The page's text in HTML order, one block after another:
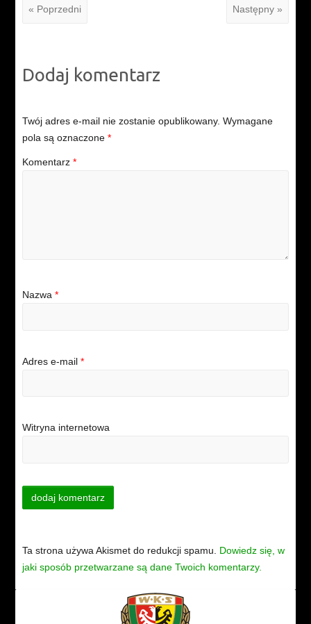
« Poprzedni Następny »
Dodaj komentarz
Twój adres e-mail nie zostanie opublikowany. Wymagane
pola są oznaczone *
Komentarz *
Nazwa *
Adres e-mail *
Witryna internetowa
Ta strona używa Akismet do redukcji spamu. Dowiedz się, w
jaki sposób przetwarzane są dane Twoich komentarzy.